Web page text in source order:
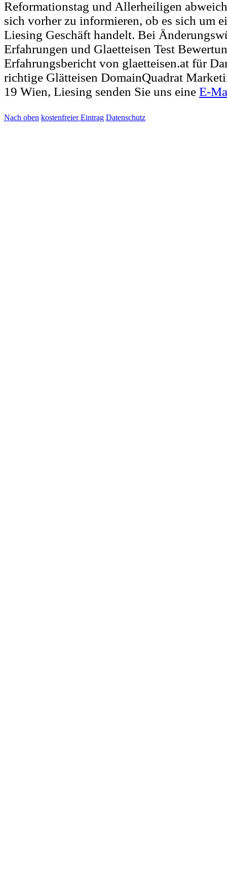
Reformationstag und Allerheiligen
sich vorher zu informieren, ob es sich um
Liesing Geschäft handelt. Bei
Erfahrungen und Glaetteisen Test
Erfahrungsbericht von glaetteisen.at für
richtige Glätteisen DomainQuadrat
19 Wien, Liesing senden Sie uns eine E-
Nach oben kostenfreier Eintrag Datenschutz